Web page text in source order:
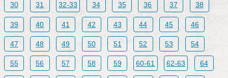
30 31 32-33 34 35 36 37 38
39 40 41 42 43 44 45 46
47 48 49 50 51 52 53 54
55 56 57 58 59 60-61 62-63 64